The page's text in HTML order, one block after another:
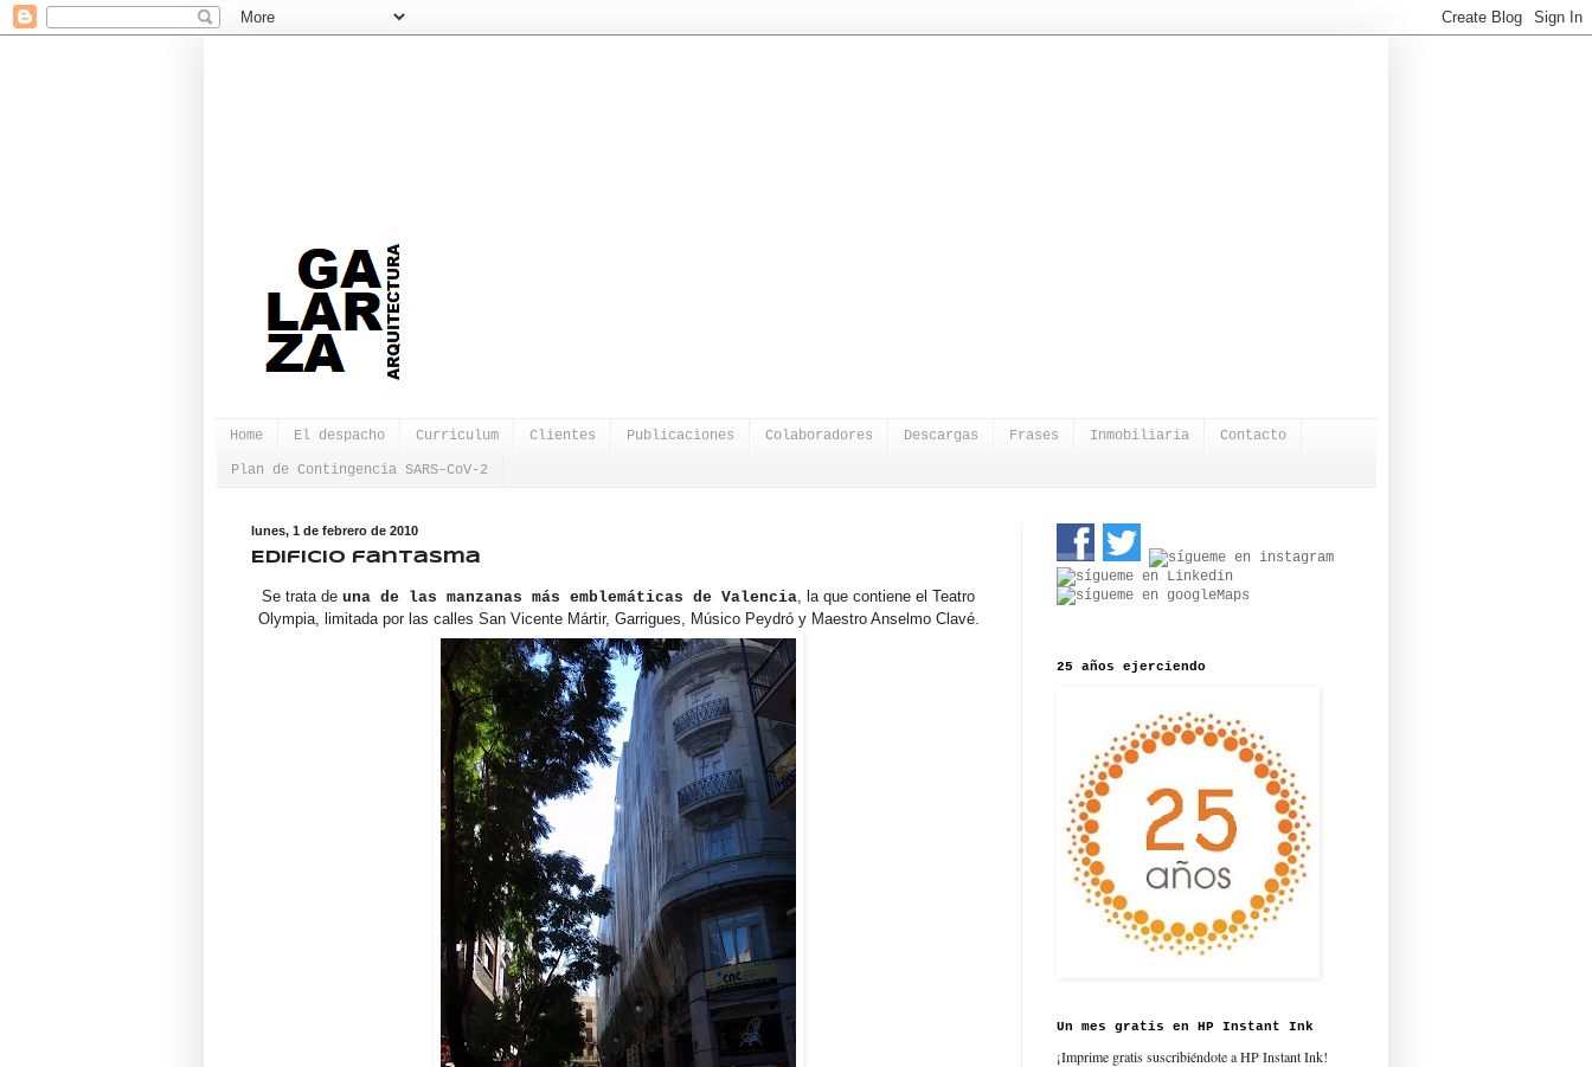
Home El despacho Curriculum Clientes Publicaciones Colaboradores Descargas Frases Inmobiliaria Contacto
Plan de Contingencia SARS–CoV-2
lunes, 1 de febrero de 2010
Edificio fantasma
Se trata de una de las manzanas más emblemáticas de Valencia, la que contiene el Teatro
Olympia, limitada por las calles San Vicente Mártir, Garrigues, Músico Peydró y Maestro Anselmo Clavé.
25 años ejerciendo
Un mes gratis en HP Instant Ink
¡Imprime gratis suscribiéndote a HP Instant Ink!